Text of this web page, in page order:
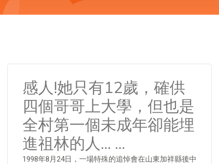
感人!她只有12歲，確供
四個哥哥上大學，但也是
全村第一個未成年卻能埋
進祖林的人… …
1998年8月24日，一場特殊的追悼會在山東加祥縣後中